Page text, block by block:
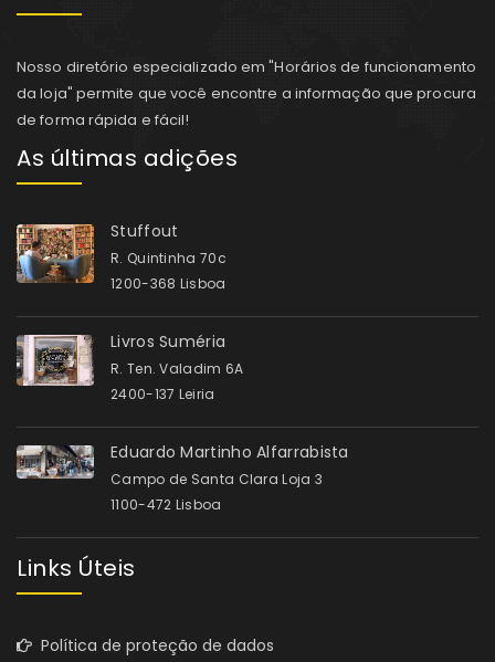
Nosso diretório especializado em "Horários de funcionamento
da loja" permite que você encontre a informação que procura
de forma rápida e fácil!
As últimas adições
Stuffout
R. Quintinha 70c
1200-368 Lisboa
Livros Suméria
R. Ten. Valadim 6A
2400-137 Leiria
Eduardo Martinho Alfarrabista
Campo de Santa Clara Loja 3
1100-472 Lisboa
Links Úteis
Política de proteção de dados